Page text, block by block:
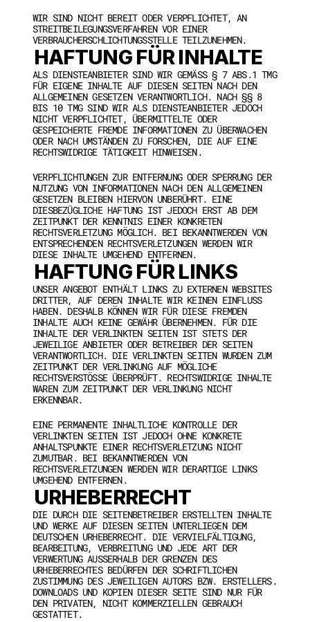
WIR SIND NICHT BEREIT ODER VERPFLICHTET, AN
STREITBEILEGUNGSVERFAHREN VOR EINER
VERBRAUCHERSCHLICHTUNGSSTELLE TEILZUNEHMEN.
HAFTUNG FÜR INHALTE
ALS DIENSTEANBIETER SIND WIR GEMÄSS § 7 ABS.1 TMG F
ÜR EIGENE INHALTE AUF DIESEN SEITEN NACH DEN A
LLGEMEINEN GESETZEN VERANTWORTLICH. NACH §§ 8 B
IS 10 TMG SIND WIR ALS DIENSTEANBIETER JEDOCH N
ICHT VERPFLICHTET, ÜBERMITTELTE ODER G
ESPEICHERTE FREMDE INFORMATIONEN ZU ÜBERWACHEN O
DER NACH UMSTÄNDEN ZU FORSCHEN, DIE AUF EINE R
ECHTSWIDRIGE TÄTIGKEIT HINWEISEN.
VERPFLICHTUNGEN ZUR ENTFERNUNG ODER SPERRUNG DER
NUTZUNG VON INFORMATIONEN NACH DEN ALLGEMEINEN
GESETZEN BLEIBEN HIERVON UNBERÜHRT. EINE
DIESBEZÜGLICHE HAFTUNG IST JEDOCH ERST AB DEM
ZEITPUNKT DER KENNTNIS EINER KONKRETEN
RECHTSVERLETZUNG MÖGLICH. BEI BEKANNTWERDEN VON
ENTSPRECHENDEN RECHTSVERLETZUNGEN WERDEN WIR
DIESE INHALTE UMGEHEND ENTFERNEN.
HAFTUNG FÜR LINKS
UNSER ANGEBOT ENTHÄLT LINKS ZU EXTERNEN WEBSITES
DRITTER, AUF DEREN INHALTE WIR KEINEN EINFLUSS
HABEN. DESHALB KÖNNEN WIR FÜR DIESE FREMDEN
INHALTE AUCH KEINE GEWÄHR ÜBERNEHMEN. FÜR DIE
INHALTE DER VERLINKTEN SEITEN IST STETS DER
JEWEILIGE ANBIETER ODER BETREIBER DER SEITEN
VERANTWORTLICH. DIE VERLINKTEN SEITEN WURDEN ZUM
ZEITPUNKT DER VERLINKUNG AUF MÖGLICHE
RECHTSVERSTÖSSE ÜBERPRÜFT. RECHTSWIDRIGE INHALTE W
AREN ZUM ZEITPUNKT DER VERLINKUNG NICHT E
RKENNBAR.
EINE PERMANENTE INHALTLICHE KONTROLLE DER
VERLINKTEN SEITEN IST JEDOCH OHNE KONKRETE
ANHALTSPUNKTE EINER RECHTSVERLETZUNG NICHT
ZUMUTBAR. BEI BEKANNTWERDEN VON
RECHTSVERLETZUNGEN WERDEN WIR DERARTIGE LINKS
UMGEHEND ENTFERNEN.
URHEBERRECHT
DIE DURCH DIE SEITENBETREIBER ERSTELLTEN INHALTE
UND WERKE AUF DIESEN SEITEN UNTERLIEGEN DEM
DEUTSCHEN URHEBERRECHT. DIE VERVIELFÄLTIGUNG,
BEARBEITUNG, VERBREITUNG UND JEDE ART DER
VERWERTUNG AUSSERHALB DER GRENZEN DES U
RHEBERRECHTES BEDÜRFEN DER SCHRIFTLICHEN Z
USTIMMUNG DES JEWEILIGEN AUTORS BZW. ERSTELLERS. D
OWNLOADS UND KOPIEN DIESER SEITE SIND NUR FÜR D
EN PRIVATEN, NICHT KOMMERZIELLEN GEBRAUCH G
ESTATTET.